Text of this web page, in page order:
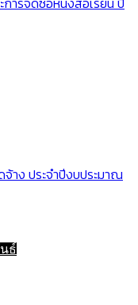
าง ประจำปีงบประมาณ
ธ์